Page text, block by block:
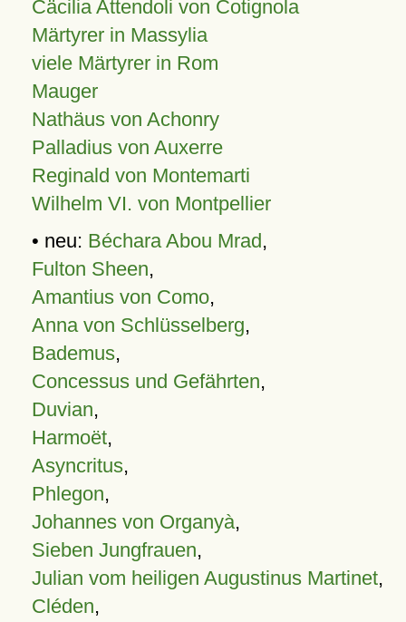
Cäcilia Attendoli von Cotignola
Märtyrer in Massylia
viele Märtyrer in Rom
Mauger
Nathäus von Achonry
Palladius von Auxerre
Reginald von Montemarti
Wilhelm VI. von Montpellier
• neu: Béchara Abou Mrad,
Fulton Sheen,
Amantius von Como,
Anna von Schlüsselberg,
Bademus,
Concessus und Gefährten,
Duvian,
Harmoët,
Asyncritus,
Phlegon,
Johannes von Organyà,
Sieben Jungfrauen,
Julian vom heiligen Augustinus Martinet,
Cléden,